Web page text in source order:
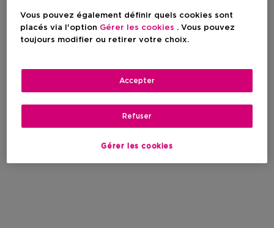
Vous pouvez également définir quels cookies sont
placés via l'option Gérer les cookies . Vous pouvez
toujours modifier ou retirer votre choix.
Gérer les cookies
Refuser
Accepter